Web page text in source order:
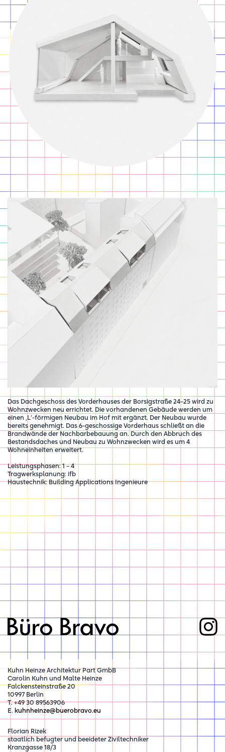
Das Dachgeschoss des Vorderhauses der Borsigstraße 24–25 wird zu
Wohnzwecken neu errichtet. Die vorhandenen Gebäude werden um
einen ‚L‘-förmigen Neubau im Hof mit ergänzt. Der Neubau wurde
bereits genehmigt. Das 6-geschossige Vorderhaus schließt an die
Brandwände der Nachbarbebauung an. Durch den Abbruch des
Bestandsdaches und Neubau zu Wohnzwecken wird es um 4
Wohneinheiten erweitert.
Leistungsphasen: 1 – 4
Tragwerksplanung: ifb
Haustechnik: Building Applications Ingenieure
Kuhn Heinze Architektur Part GmbB
Carolin Kuhn und Malte Heinze
Falckensteinstraße 20
10997 Berlin
T. +49 30 89563906
E. kuhnheinze@buerobravo.eu
Florian Rizek
staatlich befugter und beeideter Ziviltechniker
Kranzgasse 18/3